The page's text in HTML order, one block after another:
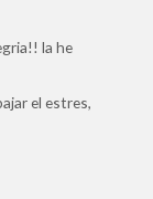
la he
el estres,